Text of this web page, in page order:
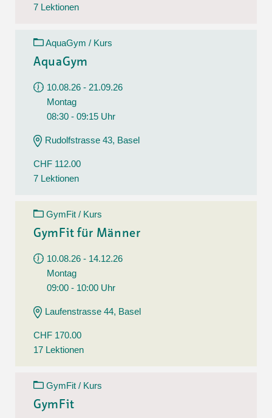
7 Lektionen
AquaGym / Kurs
AquaGym
10.08.26 - 21.09.26
Montag
08:30 - 09:15 Uhr
Rudolfstrasse 43, Basel
CHF 112.00
7 Lektionen
GymFit / Kurs
GymFit für Männer
10.08.26 - 14.12.26
Montag
09:00 - 10:00 Uhr
Laufenstrasse 44, Basel
CHF 170.00
17 Lektionen
GymFit / Kurs
GymFit